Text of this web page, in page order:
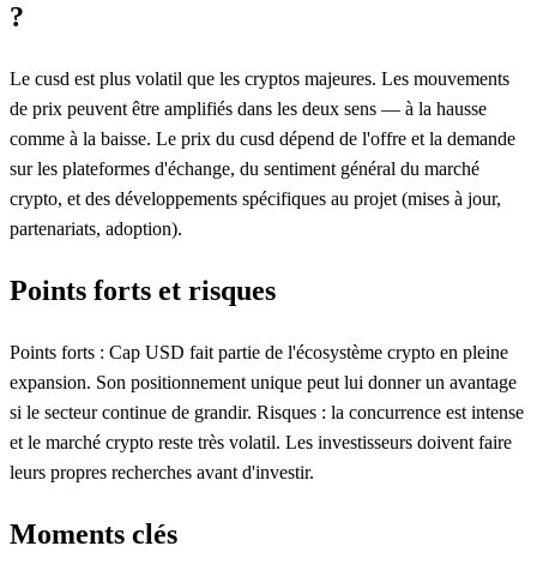
?
Le cusd est plus volatil que les cryptos majeures. Les mouvements
de prix peuvent être amplifiés dans les deux sens — à la hausse
comme à la baisse. Le prix du cusd dépend de l'offre et la demande
sur les plateformes d'échange, du sentiment général du marché
crypto, et des développements spécifiques au projet (mises à jour,
partenariats, adoption).
Points forts et risques
Points forts : Cap USD fait partie de l'écosystème crypto en pleine
expansion. Son positionnement unique peut lui donner un avantage
si le secteur continue de grandir. Risques : la concurrence est intense
et le marché crypto reste très volatil. Les investisseurs doivent faire
leurs propres recherches avant d'investir.
Moments clés